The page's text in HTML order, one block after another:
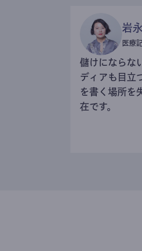
岩
医療
儲けにならな
ディアも目立
を書く場所を
在です。